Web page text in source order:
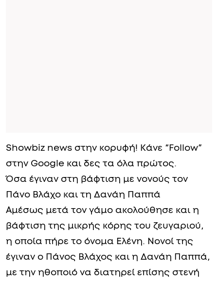
Showbiz news στην κορυφή! Κάνε “Follow”
στην Google και δες τα όλα πρώτος.
Όσα έγιναν στη βάφτιση με νονούς τον
Πάνο Βλάχο και τη Δανάη Παππά
Αμέσως μετά τον γάμο ακολούθησε και η
βάφτιση της μικρής κόρης του ζευγαριού,
η οποία πήρε το όνομα Ελένη. Νονοί της
έγιναν ο Πάνος Βλάχος και η Δανάη Παππά,
με την ηθοποιό να διατηρεί επίσης στενή